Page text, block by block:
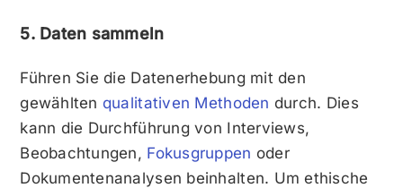
5. Daten sammeln
Führen Sie die Datenerhebung mit den
gewählten qualitativen Methoden durch. Dies
kann die Durchführung von Interviews,
Beobachtungen, Fokusgruppen oder
Dokumentenanalysen beinhalten. Um ethische